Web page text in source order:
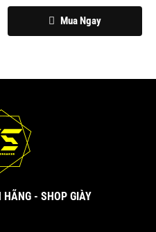
Mua Ngay
trang
HÃNG - SHOP GIÀY